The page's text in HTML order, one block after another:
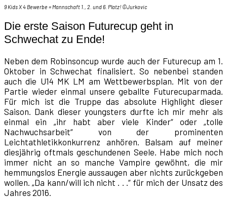
9 Kids X 4 Bewerbe = Mannschaft 1., 2. und 6. Platz! ©Jurkovic
Die erste Saison Futurecup geht in
Schwechat zu Ende!
Neben dem Robinsoncup wurde auch der Futurecup am 1.
Oktober in Schwechat finalisiert. So nebenbei standen
auch die U14 MK LM am Wettbewerbsplan. Mit von der
Partie wieder einmal unsere geballte Futurecuparmada.
Für mich ist die Truppe das absolute Highlight dieser
Saison. Dank dieser youngsters durfte ich mir mehr als
einmal ein „ihr habt aber viele Kinder“ oder „tolle
Nachwuchsarbeit“ von der prominenten
Leichtathletikkonkurrenz anhören. Balsam auf meiner
diesjährig oftmals geschundenen Seele. Habe mich noch
immer nicht an so manche Vampire gewöhnt, die mir
hemmungslos Energie aussaugen aber nichts zurückgeben
wollen. „Da kann/will ich nicht . . .“ für mich der Unsatz des
Jahres 2016.